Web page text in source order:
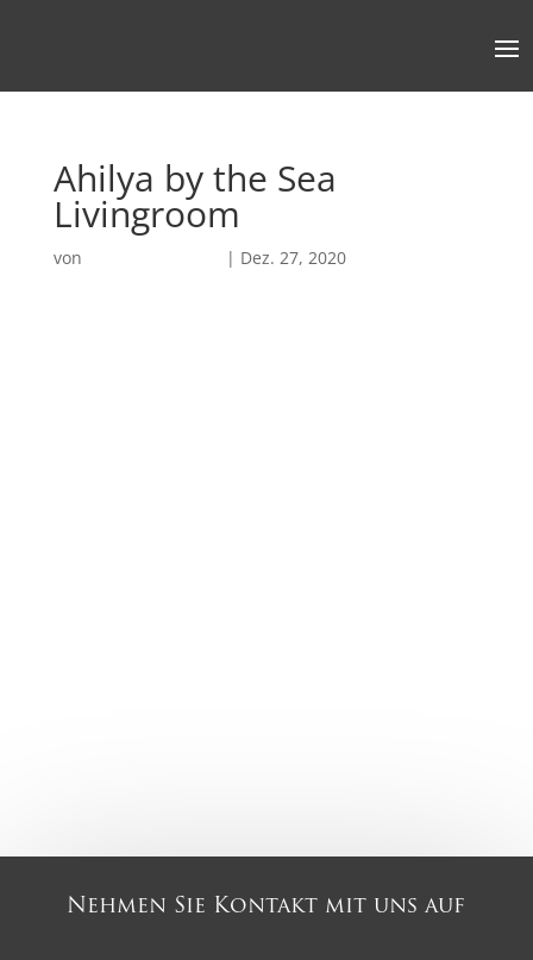
Ahilya by the Sea
Livingroom
von | Dez. 27, 2020
Nehmen Sie Kontakt mit uns auf